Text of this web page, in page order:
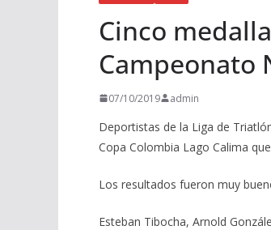
Cinco
Campeonato
07/10/2019 admin
Deportistas de la Liga de
Copa Colombia Lago Calima
Los resultados fueron muy
Esteban Tibocha, Arnold